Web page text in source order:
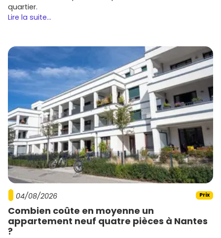
quartier.
Lire la suite...
04/08/2026 Prix
Combien coûte en moyenne un
appartement neuf quatre pièces à Nantes
?